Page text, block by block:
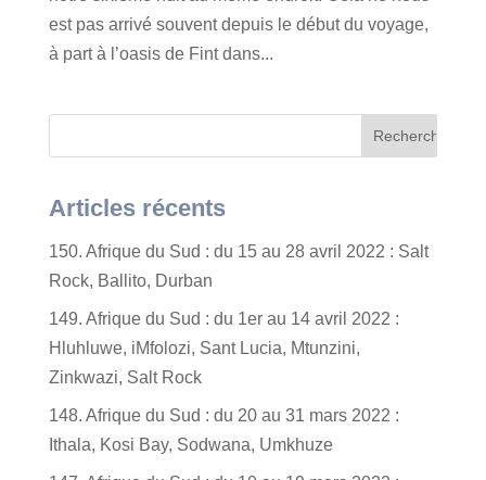
est pas arrivé souvent depuis le début du voyage,
à part à l’oasis de Fint dans...
Articles récents
150. Afrique du Sud : du 15 au 28 avril 2022 : Salt
Rock, Ballito, Durban
149. Afrique du Sud : du 1er au 14 avril 2022 :
Hluhluwe, iMfolozi, Sant Lucia, Mtunzini,
Zinkwazi, Salt Rock
148. Afrique du Sud : du 20 au 31 mars 2022 :
Ithala, Kosi Bay, Sodwana, Umkhuze